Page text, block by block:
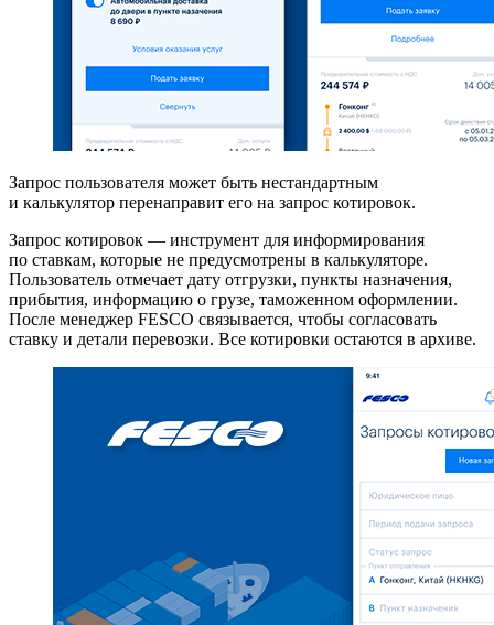
Запрос пользователя может быть нестандартным
и калькулятор перенаправит его на запрос котировок.
Запрос котировок — инструмент для информирования
по ставкам, которые не предусмотрены в калькуляторе.
Пользователь отмечает дату отгрузки, пункты назначения,
прибытия, информацию о грузе, таможенном оформлении.
После менеджер FESCO связывается, чтобы согласовать
ставку и детали перевозки. Все котировки остаются в архиве.